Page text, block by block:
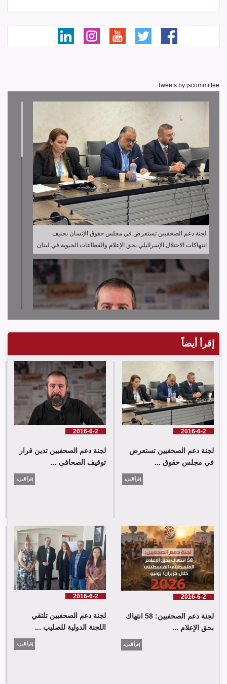
Tweets by jscommittee
لجنة دعم الصحفيين تستعرض في مجلس حقوق الإنسان بجنيف
انتهاكات الاحتلال الإسرائيلي بحق الإعلام والقطاعات الحيوية في لبنان
لجنة دعم الصحفيين تدين قرار توقيف الصحافي حسن عليق
لجنة دعم الصحفيين: 58 انتهاك بحق الإعلام الفلسطيني خلال حزيران/
يونيو 2026
إقرأ أيضاً
2016-6-2
لجنة دعم الصحفيين تستعرض
في مجلس حقوق ...
إقرأ المزيد
2016-6-2
لجنة دعم الصحفيين تدين قرار
توقيف الصحافي ...
إقرأ المزيد
2016-6-2
لجنة دعم الصحفيين: 58 انتهاك
بحق الإعلام ...
إقرأ المزيد
2016-6-2
لجنة دعم الصحفيين تلتقي
اللجنة الدولية للصليب ...
إقرأ المزيد